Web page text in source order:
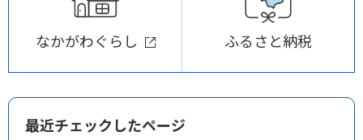
なかがわぐらし ふるさと納税
最近チェックしたページ